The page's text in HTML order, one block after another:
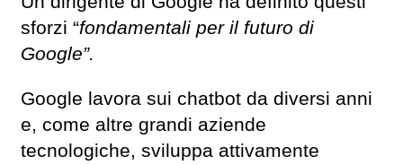
sforzi “fondamentali per il futuro di
Google”.
Google lavora sui chatbot da diversi anni
e, come altre grandi aziende
tecnologiche, sviluppa attivamente